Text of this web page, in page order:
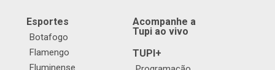
Esportes
Botafogo
Flamengo
Fluminense
Acompanhe a
Tupi ao vivo
TUPI+